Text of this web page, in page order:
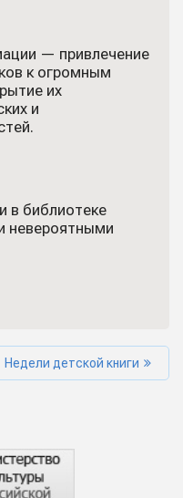
— привлечение
к огромным
их
и
в библиотеке
невероятными
Недели детской книги